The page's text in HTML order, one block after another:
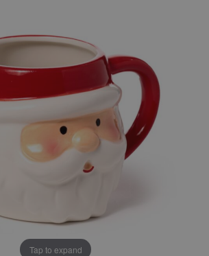
Tap to expand